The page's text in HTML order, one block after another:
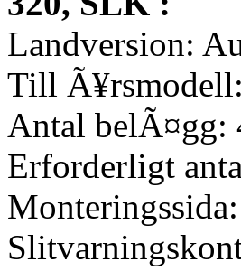
Landversion:
Till
Antal belÃ¤gg:
Erforderligt